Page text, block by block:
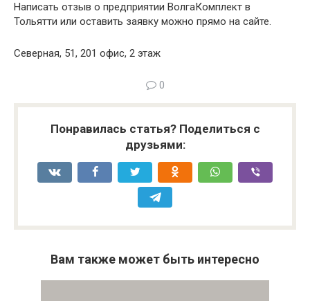
Написать отзыв о предприятии ВолгаКомплект в
Тольятти или оставить заявку можно прямо на сайте.
Северная, 51, 201 офис, 2 этаж
0
Понравилась статья? Поделиться с
друзьями:
Вам также может быть интересно